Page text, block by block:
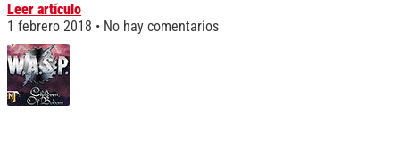
Leer artículo
1 febrero 2018
No hay comentarios